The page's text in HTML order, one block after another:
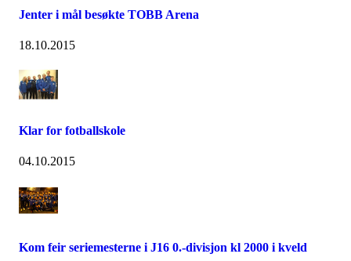
Jenter i mål besøkte TOBB Arena
18.10.2015
Klar for fotballskole
04.10.2015
Kom feir seriemesterne i J16 0.-divisjon kl 2000 i kveld